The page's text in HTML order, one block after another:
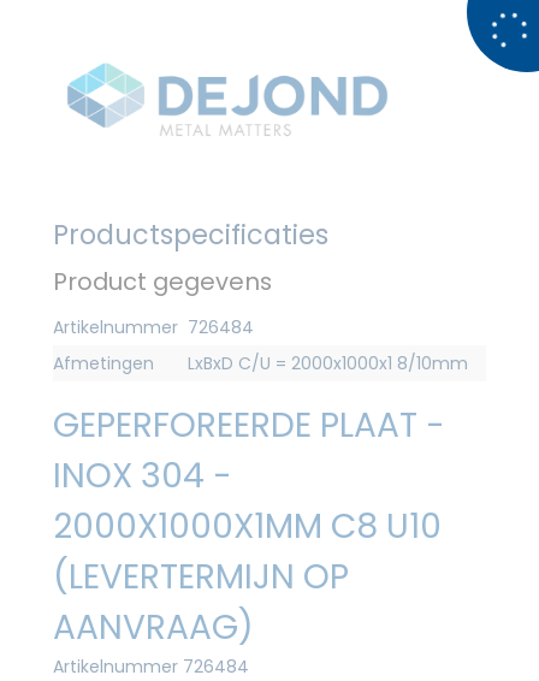
Productspecificaties
Product gegevens
Artikelnummer 726484
Afmetingen
LxBxD C/U = 2000x1000x1 8/10mm
GEPERFOREERDE PLAAT -
INOX 304 -
2000X1000X1MM C8 U10
(LEVERTERMIJN OP
AANVRAAG)
Artikelnummer 726484